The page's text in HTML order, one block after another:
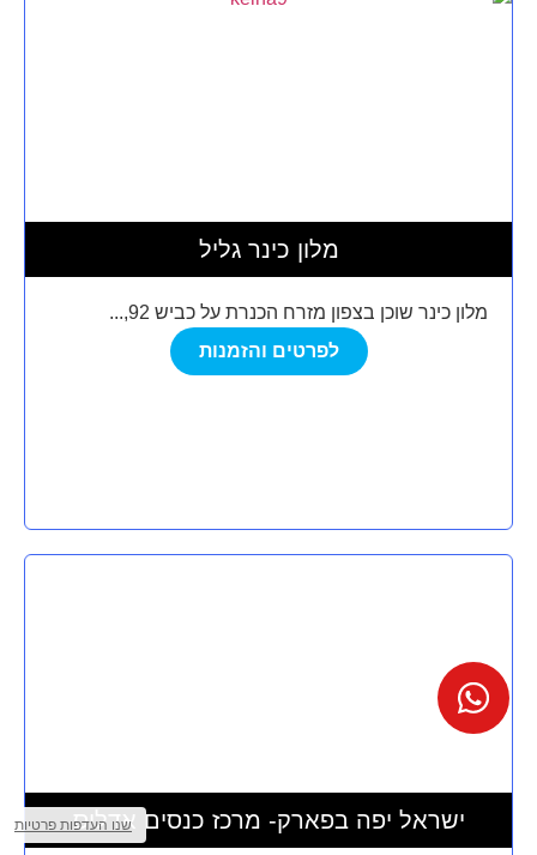
מלון כינר גליל
מלון כינר שוכן בצפון מזרח הכנרת על כביש 92,...
לפרטים והזמנות
ישראל יפה בפארק- מרכז כנסים אדליסלאירוע?
שנו העדפות פרטיות